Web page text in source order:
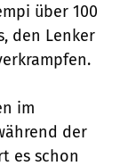
über 100
den Lenker
im
der
es schon